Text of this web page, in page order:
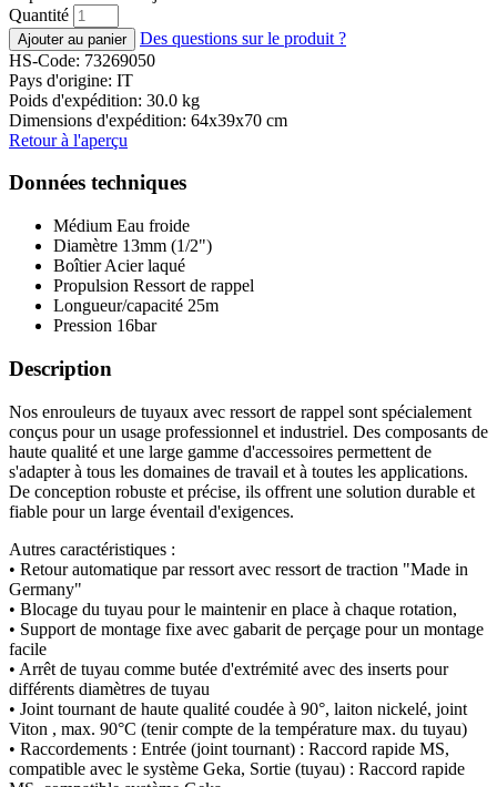
Quantité
Des questions sur le produit ?
HS-Code: 73269050
Pays d'origine: IT
Poids d'expédition: 30.0 kg
Dimensions d'expédition: 64x39x70 cm
Retour à l'aperçu
Données techniques
Médium Eau froide
Diamètre 13mm (1/2")
Boîtier Acier laqué
Propulsion Ressort de rappel
Longueur/capacité 25m
Pression 16bar
Description
Nos enrouleurs de tuyaux avec ressort de rappel sont spécialement
conçus pour un usage professionnel et industriel. Des composants de
haute qualité et une large gamme d'accessoires permettent de
s'adapter à tous les domaines de travail et à toutes les applications.
De conception robuste et précise, ils offrent une solution durable et
fiable pour un large éventail d'exigences.
Autres caractéristiques :
• Retour automatique par ressort avec ressort de traction "Made in
Germany"
• Blocage du tuyau pour le maintenir en place à chaque rotation,
• Support de montage fixe avec gabarit de perçage pour un montage
facile
• Arrêt de tuyau comme butée d'extrémité avec des inserts pour
différents diamètres de tuyau
• Joint tournant de haute qualité coudée à 90°, laiton nickelé, joint
Viton , max. 90°C (tenir compte de la température max. du tuyau)
• Raccordements : Entrée (joint tournant) : Raccord rapide MS,
compatible avec le système Geka, Sortie (tuyau) : Raccord rapide